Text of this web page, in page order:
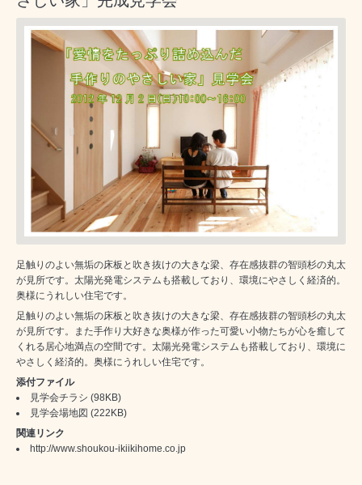
足触りのよい無垢の床板と吹き抜けの大きな梁、存在感抜群の智頭杉の丸太
が見所です。太陽光発電システムも搭載しており、環境にやさしく経済的。
奥様にうれしい住宅です。
足触りのよい無垢の床板と吹き抜けの大きな梁、存在感抜群の智頭杉の丸太
が見所です。また手作り大好きな奥様が作った可愛い小物たちが心を癒して
くれる居心地満点の空間です。太陽光発電システムも搭載しており、環境に
やさしく経済的。奥様にうれしい住宅です。
添付ファイル
見学会チラシ (98KB)
見学会場地図 (222KB)
関連リンク
http://www.shoukou-ikiikihome.co.jp